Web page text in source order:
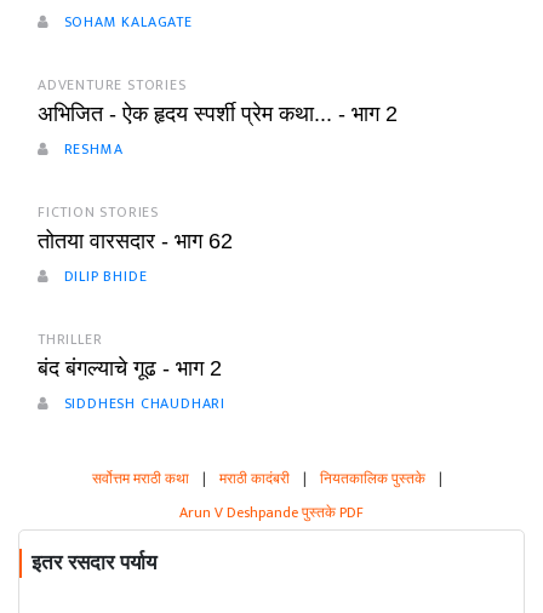
SOHAM KALAGATE
ADVENTURE STORIES
अभिजित - ऐक हृदय स्पर्शी प्रेम कथा... - भाग 2
RESHMA
FICTION STORIES
तोतया वारसदार - भाग 62
DILIP BHIDE
THRILLER
बंद बंगल्याचे गूढ - भाग 2
SIDDHESH CHAUDHARI
सर्वोत्तम मराठी कथा | मराठी कादंबरी | नियतकालिक पुस्तके |
Arun V Deshpande पुस्तके PDF
इतर रसदार पर्याय